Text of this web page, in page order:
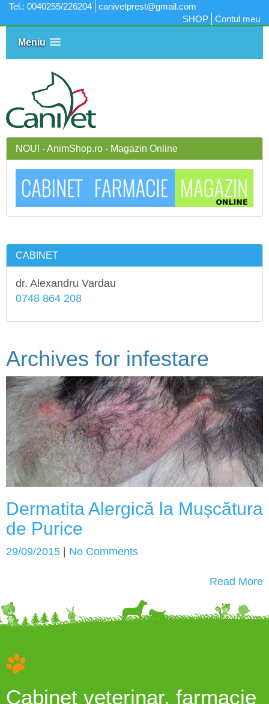
Tel.: 0040255/226204
canivetprest@gmail.com
SHOP
Contul meu
Meniu
NOU! - AnimShop.ro - Magazin Online
CABINET
dr. Alexandru Vardau
0748 864 208
Archives for infestare
Dermatita Alergică la Mușcătura
de Purice
29/09/2015 | No Comments
Read More
Cabinet veterinar, farmacie